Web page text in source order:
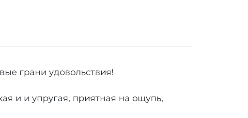
грани удовольствия!
и и упругая, приятная на ощупь,